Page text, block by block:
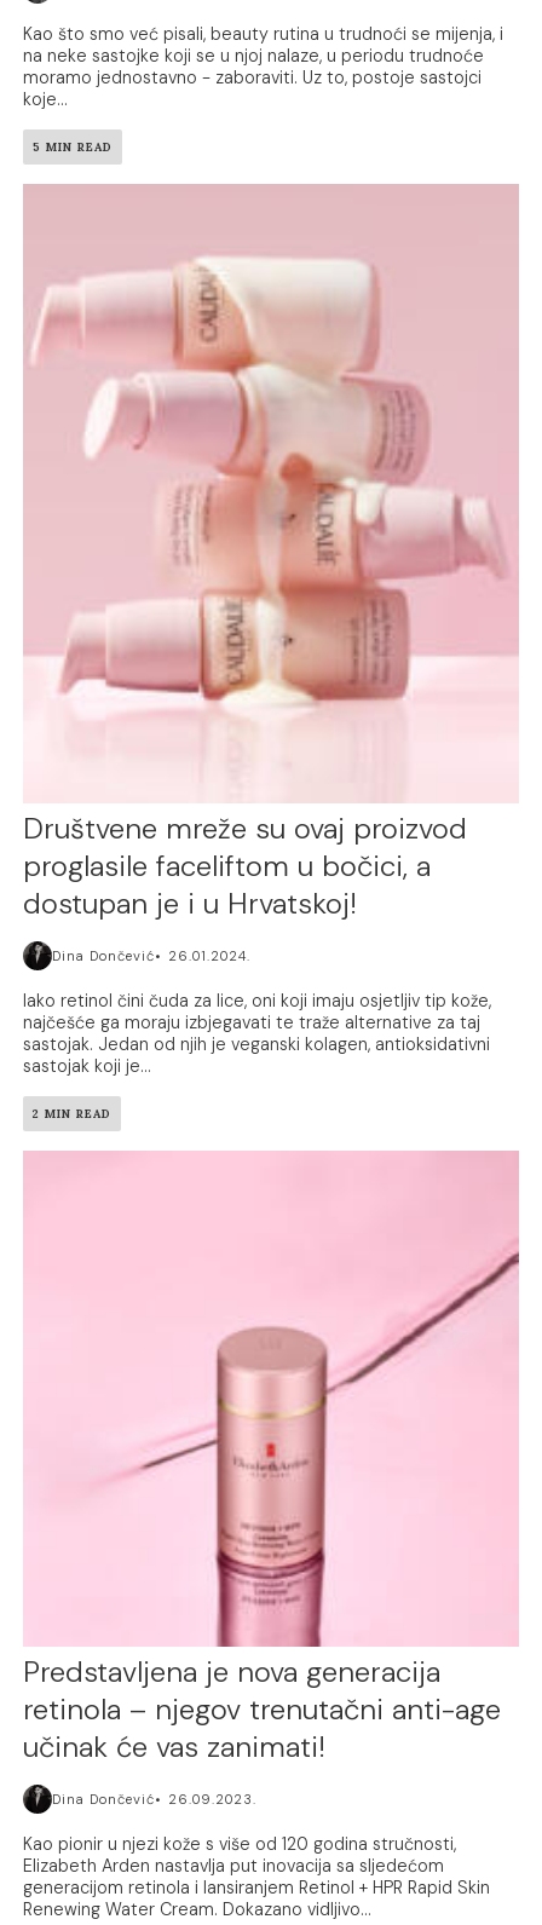
Kao što smo već pisali, beauty rutina u trudnoći se mijenja, i
na neke sastojke koji se u njoj nalaze, u periodu trudnoće
moramo jednostavno - zaboraviti. Uz to, postoje sastojci
koje...
5 MIN READ
Društvene mreže su ovaj proizvod
proglasile faceliftom u bočici, a
dostupan je i u Hrvatskoj!
Dina Dončević 26.01.2024.
Iako retinol čini čuda za lice, oni koji imaju osjetljiv tip kože,
najčešće ga moraju izbjegavati te traže alternative za taj
sastojak. Jedan od njih je veganski kolagen, antioksidativni
sastojak koji je...
2 MIN READ
Predstavljena je nova generacija
retinola – njegov trenutačni anti-age
učinak će vas zanimati!
Dina Dončević 26.09.2023.
Kao pionir u njezi kože s više od 120 godina stručnosti,
Elizabeth Arden nastavlja put inovacija sa sljedećom
generacijom retinola i lansiranjem Retinol + HPR Rapid Skin
Renewing Water Cream. Dokazano vidljivo...